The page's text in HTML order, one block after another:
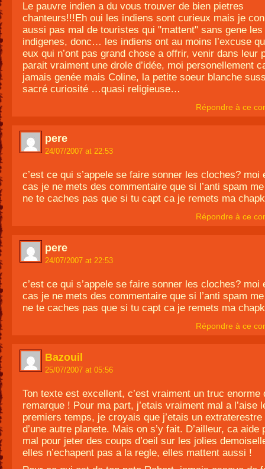
Le pauvre indien a du vous trouver de bien pietres
chanteurs!!!Eh oui les indiens sont curieux mais je
aussi pas mal de touristes qui "mattent" sans gene les
indigenes, donc… les indiens ont au moins l’excuse
eux qui n’ont pas grand chose a offrir, venir dans leur
parait vraiment une drole d’idée, moi personellement
jamais genée mais Coline, la petite soeur blanche
sacré curiosité …quasi religieuse…
Répondre à ce
pere
24/07/2007 at 22:53
c’est ce qui s’appele se faire sonner les cloches? moi
cas je ne mets des commentaire que si l’anti spam
ne te caches pas que si tu capt ca je remets ma
Répondre à ce
pere
24/07/2007 at 22:53
c’est ce qui s’appele se faire sonner les cloches? moi
cas je ne mets des commentaire que si l’anti spam
ne te caches pas que si tu capt ca je remets ma
Répondre à ce
Bazouil
25/07/2007 at 05:56
Ton texte est excellent, c’est vraiment un truc enorme
remarque ! Pour ma part, j’etais vraiment mal a l’aise
premiers temps, je croyais que j’etais un extraterestre
d’une autre planete. Mais on s’y fait. D’ailleur, ca aide
mal pour jeter des coups d’oeil sur les jolies
elles n’echapent pas a la regle, elles mattent aussi !